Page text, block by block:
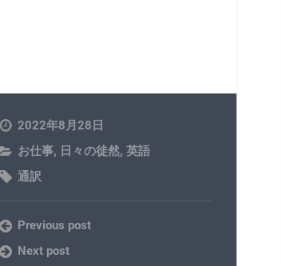
2022年8月28日
お仕事, 日々の徒然,英語
通訳
Previous post
Next post